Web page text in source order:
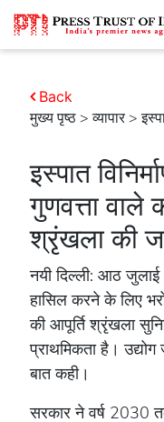
मुख्य पृष्ठ >व्यापार >
Back
इस्पात
गुणवत्ता वाले
श्रृंखला की
नयी दिल्ली: आठ जुलाई
हासिल करने के लिए
की आपूर्ति श्रृंखला
प्राथमिकता है।
बात कही।
सरकार ने वर्ष 2030